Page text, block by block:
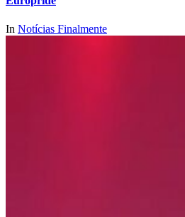
In Notícias Finalmente